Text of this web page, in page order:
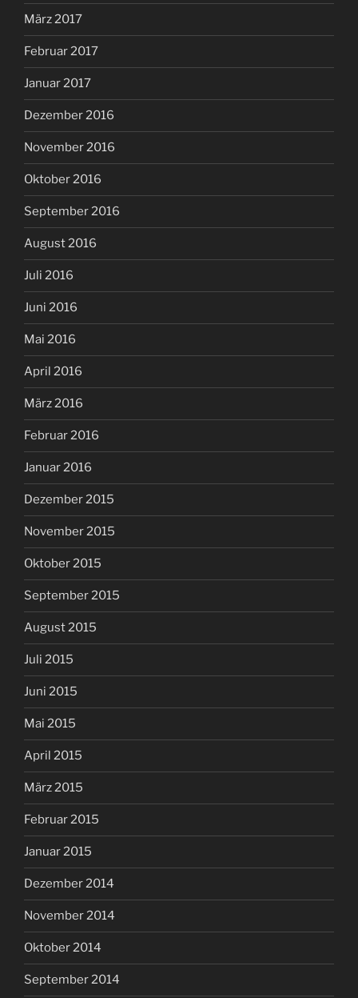
März 2017
Februar 2017
Januar 2017
Dezember 2016
November 2016
Oktober 2016
September 2016
August 2016
Juli 2016
Juni 2016
Mai 2016
April 2016
März 2016
Februar 2016
Januar 2016
Dezember 2015
November 2015
Oktober 2015
September 2015
August 2015
Juli 2015
Juni 2015
Mai 2015
April 2015
März 2015
Februar 2015
Januar 2015
Dezember 2014
November 2014
Oktober 2014
September 2014